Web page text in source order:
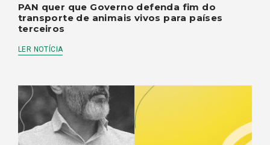
PAN quer que Governo defenda fim do
transporte de animais vivos para países
terceiros
LER NOTÍCIA